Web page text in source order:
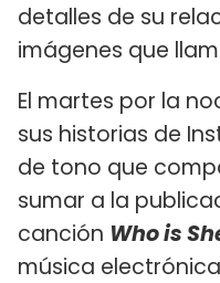
detalles de su
imágenes que
El martes por la
sus historias de
de tono que
sumar a la
canción Who is
música